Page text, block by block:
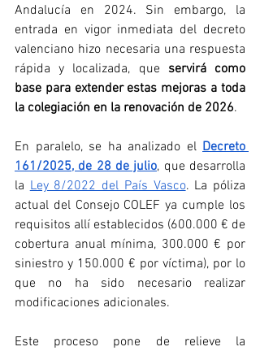
Andalucía en 2024. Sin embargo, la
entrada en vigor inmediata del decreto
valenciano hizo necesaria una respuesta
rápida y localizada, que servirá como
base para extender estas mejoras a toda
la colegiación en la renovación de 2026.
En paralelo, se ha analizado el Decreto
161/2025, de 28 de julio, que desarrolla
la Ley 8/2022 del País Vasco. La póliza
actual del Consejo COLEF ya cumple los
requisitos allí establecidos (600.000 € de
cobertura anual mínima, 300.000 € por
siniestro y 150.000 € por víctima), por lo
que no ha sido necesario realizar
modificaciones adicionales.
Este proceso pone de relieve la